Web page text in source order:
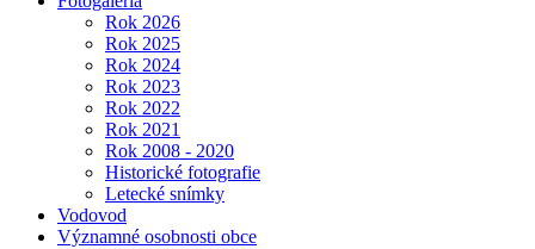
Rok 2026
Rok 2025
Rok 2024
Rok 2023
Rok 2022
Rok 2021
Rok 2008 - 2020
Historické fotografie
Letecké snímky
Vodovod
Významné osobnosti obce